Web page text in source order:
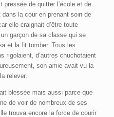
pressée de quitter l’école et de
la cour en prenant soin de
elle craignait d’être toute
garçon de sa classe qui se
et la fit tomber. Tous les
rigolaient, d’autres chuchotaient
son amie avait vu la
relever.
blessée mais aussi parce que
de voir de nombreux de ses
trouva encore la force de courir